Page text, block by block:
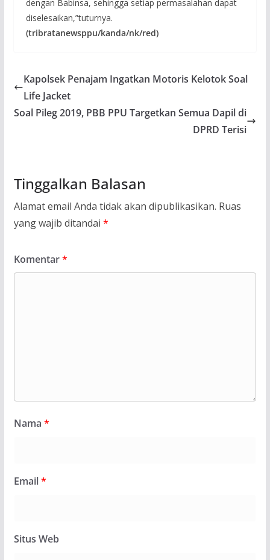
dengan Babinsa, sehingga setiap permasalahan dapat
diselesaikan,”tuturnya.
(tribratanewsppu/kanda/nk/red)
Kapolsek Penajam Ingatkan Motoris Kelotok Soal
Life Jacket
Soal Pileg 2019, PBB PPU Targetkan Semua Dapil di
DPRD Terisi
Tinggalkan Balasan
Alamat email Anda tidak akan dipublikasikan. Ruas
yang wajib ditandai *
Komentar*
Nama *
Email*
Situs Web